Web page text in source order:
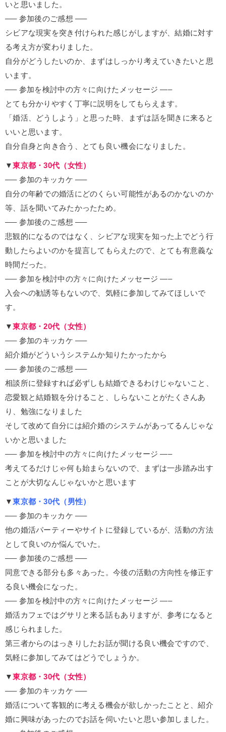
いと思いました。
—– 参加後のご感想 —–
シビアな現実を突き付けられた感じがしますが、結婚に対す
る考え方が変わりました。
自分がどうしたいのか、まずはしっかり考えていきたいと思
います。
—– 参加を検討中の方々に向けたメッセージ —–
とても分かりやすく丁寧に説明をしてもらえます。
「婚活、どうしよう」と思った時、まずは話を聞きに来ると
いいと思います。
自分自身と向き合う、とても良い機会になりました。
▼東京都・30代（女性）
—– 参加のキッカケ —–
自分の年齢での婚活にどのくらい可能性があるのかないのか
等、話を聞いてみたかったため。
—– 参加後のご感想 —–
悲観的になるのではなく、シビアな現実を知った上でどう行
動したらよいのかを提言してもらえたので、とても有意義な
時間だった。
—– 参加を検討中の方々に向けたメッセージ —–
入会への勧誘等もないので、気軽に参加してみてほしいで
す。
▼東京都・20代（女性）
—– 参加のキッカケ —–
紹介婚がどういうシステムか知りたかったから
—– 参加後のご感想 —–
相談所に登録すれば必ずしも結婚できるわけじゃないこと、
恋愛観と結婚観を分けること、しらないことがたくさんあ
り、勉強になりました
そして改めて自分には紹介婚のシステムがあってるんじゃな
いかと思いました
—– 参加を検討中の方々に向けたメッセージ —–
考えてるだけじゃ何も始まらないので、まずは一歩踏み出す
ことが大切なんじゃないかと思います
▼東京都・30代（男性）
—– 参加のキッカケ —–
他の婚活パーティーやサイトに登録しているが、活動の方法
として良いのか悩んでいた。
—– 参加後のご感想 —–
同意できる部分も多々あった。今後の活動の方向性を修正す
る良い機会になった。
—– 参加を検討中の方々に向けたメッセージ —–
婚活カフェではグサリと来る話もありますが、参考になると
感じられました。
第三者からのはっきりしたお話が聞ける良い機会ですので、
気軽に参加してみてはどうでしょうか。
▼東京都・30代（女性）
—– 参加のキッカケ —–
婚活について客観的に考える機会が欲しかったことと、紹介
婚に興味があったのでお話を伺いたいと思い参加しました。